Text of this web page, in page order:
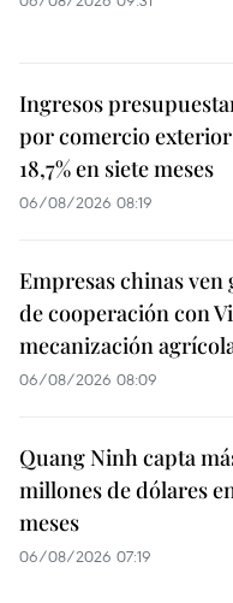
Ingresos
por comercio
18,7% en siete meses
06/08/2026 08:19
Empresas chinas
de cooperación con
mecanización
06/08/2026 08:09
Quang Ninh capta
millones de dólares
meses
06/08/2026 07:19